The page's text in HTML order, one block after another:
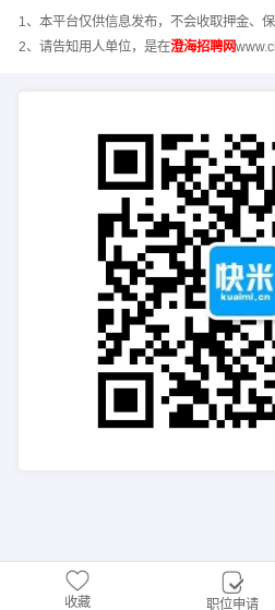
1、本平台仅供信息发布，不会收取押金、保
2、请告知用人单位，是在澄海招聘网
收藏 职位申请